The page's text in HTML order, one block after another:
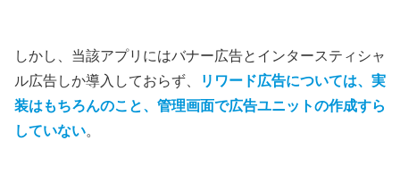
しかし、当該アプリにはバナー広告とインタースティシャ
ル広告しか導入しておらず、
リワード広告については、実
装はもちろんのこと、管理画面で広告ユニットの作成すら
していない。